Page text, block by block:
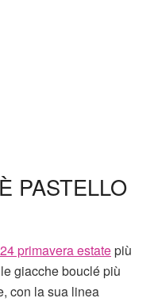
PASTELLO
primavera estatepiù
giacche bouclé più
con la sua linea